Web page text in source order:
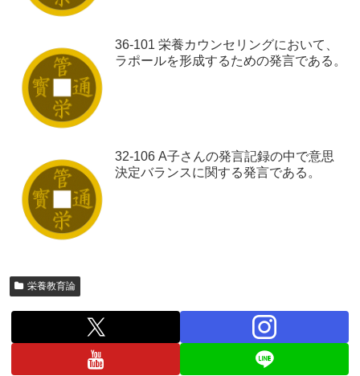
36-101 栄養カウンセリングにおいて、
ラポールを形成するための発言である。
32-106 A子さんの発言記録の中で意思
決定バランスに関する発言である。
栄養教育論